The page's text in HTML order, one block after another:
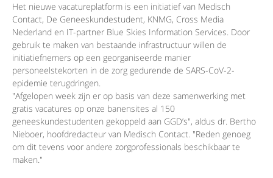
Het nieuwe vacatureplatform is een initiatief van Medisch
Contact, De Geneeskundestudent, KNMG, Cross Media
Nederland en IT-partner Blue Skies Information Services. Door
gebruik te maken van bestaande infrastructuur willen de
initiatiefnemers op een georganiseerde manier
personeelstekorten in de zorg gedurende de SARS-CoV-2-
epidemie terugdringen.
"Afgelopen week zijn er op basis van deze samenwerking met
gratis vacatures op onze banensites al 150
geneeskundestudenten gekoppeld aan GGD’s", aldus dr. Bertho
Nieboer, hoofdredacteur van Medisch Contact. "Reden genoeg
om dit tevens voor andere zorgprofessionals beschikbaar te
maken."